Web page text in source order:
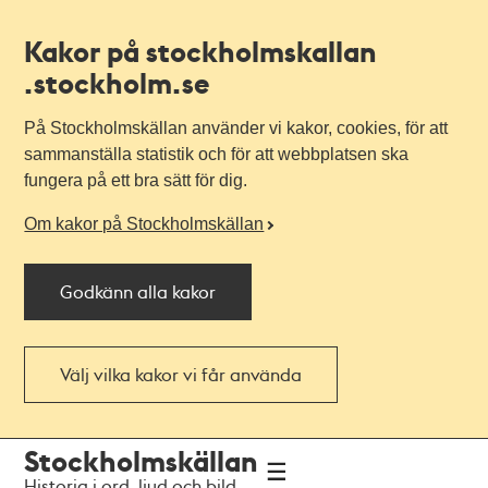
Kakor på stockholmskallan
.stockholm.se
På Stockholmskällan använder vi kakor, cookies, för att
sammanställa statistik och för att webbplatsen ska
fungera på ett bra sätt för dig.
Om kakor på Stockholmskällan
Godkänn alla kakor
Välj vilka kakor vi får använda
navigationen
huvudinnehållet
Stockholmskällan